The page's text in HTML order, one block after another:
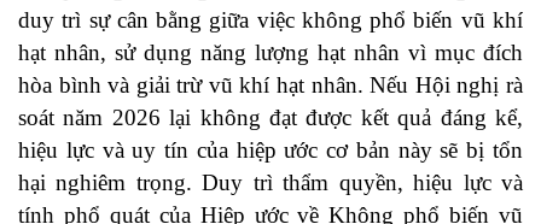
duy trì sự cân bằng giữa việc không phổ biến vũ khí
hạt nhân, sử dụng năng lượng hạt nhân vì mục đích
hòa bình và giải trừ vũ khí hạt nhân. Nếu Hội nghị rà
soát năm 2026 lại không đạt được kết quả đáng kể,
hiệu lực và uy tín của hiệp ước cơ bản này sẽ bị tổn
hại nghiêm trọng. Duy trì thẩm quyền, hiệu lực và
tính phổ quát của Hiệp ước về Không phổ biến vũ